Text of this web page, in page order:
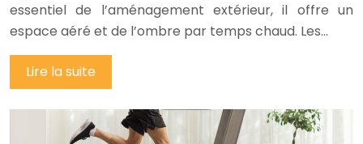
essentiel de l’aménagement extérieur, il offre un
espace aéré et de l’ombre par temps chaud. Les…
Lire la suite